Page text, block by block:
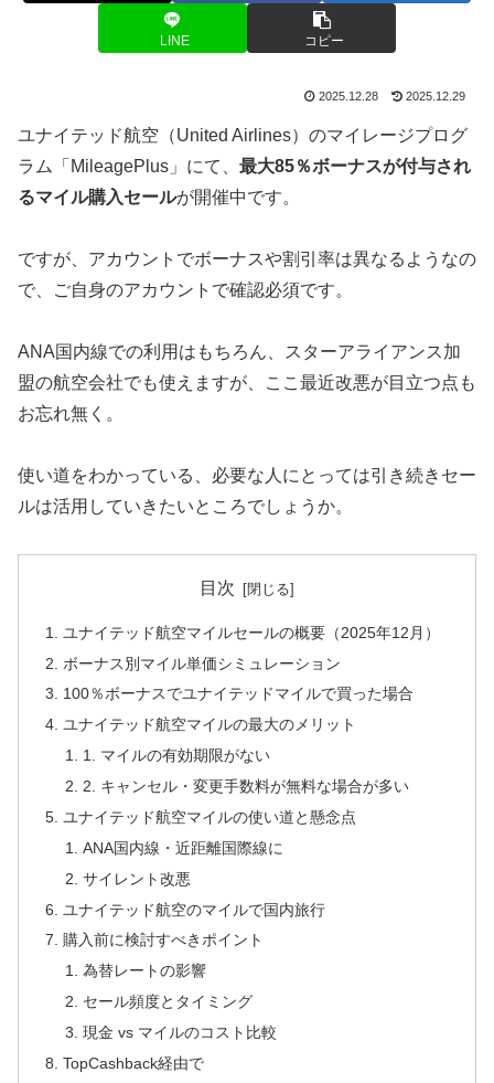
LINE コピー
2025.12.28 2025.12.29
ユナイテッド航空（United Airlines）のマイレージプログ
ラム「MileagePlus」にて、 最大85％ボーナスが付与され
るマイル購入セールが開催中です。
ですが、アカウントでボーナスや割引率は異なるようなの
で、ご自身のアカウントで確認必須です。
ANA国内線での利用はもちろん、スターアライアンス加
盟の航空会社でも使えますが、ここ最近改悪が目立つ点も
お忘れ無く。
使い道をわかっている、必要な人にとっては引き続きセー
ルは活用していきたいところでしょうか。
目次
ユナイテッド航空マイルセールの概要（2025年12月）
ボーナス別マイル単価シミュレーション
100％ボーナスでユナイテッドマイルで買った場合
ユナイテッド航空マイルの最大のメリット
1. マイルの有効期限がない
2. キャンセル・変更手数料が無料な場合が多い
ユナイテッド航空マイルの使い道と懸念点
ANA国内線・近距離国際線に
サイレント改悪
ユナイテッド航空のマイルで国内旅行
購入前に検討すべきポイント
為替レートの影響
セール頻度とタイミング
現金 vs マイルのコスト比較
TopCashback経由で